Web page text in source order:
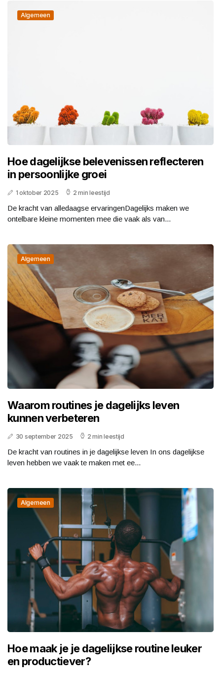
Algemeen
Hoe dagelijkse belevenissen reflecteren
in persoonlijke groei
1 oktober 2025 2 min leestijd
De kracht van alledaagse ervaringenDagelijks maken we
ontelbare kleine momenten mee die vaak als van...
Algemeen
Waarom routines je dagelijks leven
kunnen verbeteren
30 september 2025 2 min leestijd
De kracht van routines in je dagelijkse leven In ons dagelijkse
leven hebben we vaak te maken met ee...
Algemeen
Hoe maak je je dagelijkse routine leuker
en productiever?